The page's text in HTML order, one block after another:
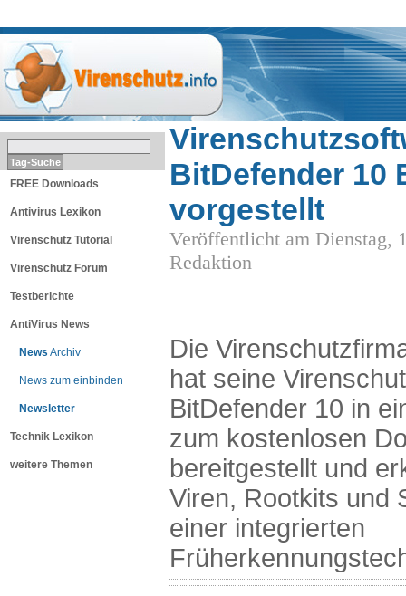
FREE Downloads
Antivirus Lexikon
Virenschutz Tutorial
Virenschutz Forum
Testberichte
AntiVirus News
News Archiv
News zum einbinden
Newsletter
Technik Lexikon
weitere Themen
BitDefender 10
vorgestellt
Veröffentlicht am Dienstag,
Redaktion
Die
hat seine
BitDefender 10 in
zum kostenlosen
bereitgestellt und
Viren, Rootkits und
einer integrierten